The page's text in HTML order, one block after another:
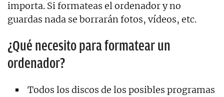
importa. Si formateas el ordenador y no
guardas nada se borrarán fotos, vídeos, etc.
¿Qué necesito para formatear un
ordenador?
Todos los discos de los posibles programas